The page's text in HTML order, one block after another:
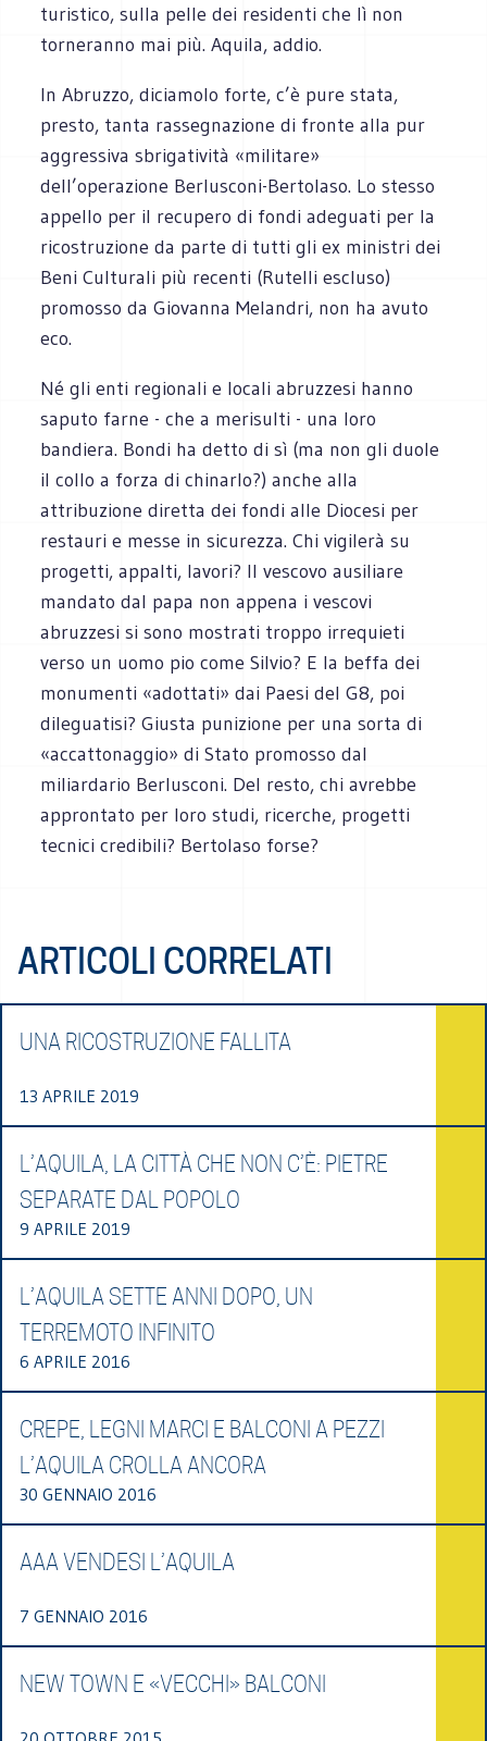
turistico, sulla pelle dei residenti che lì non
torneranno mai più. Aquila, addio.
In Abruzzo, diciamolo forte, c’è pure stata,
presto, tanta rassegnazione di fronte alla pur
aggressiva sbrigatività «militare»
dell’operazione Berlusconi-Bertolaso. Lo stesso
appello per il recupero di fondi adeguati per la
ricostruzione da parte di tutti gli ex ministri dei
Beni Culturali più recenti (Rutelli escluso)
promosso da Giovanna Melandri, non ha avuto
eco.
Né gli enti regionali e locali abruzzesi hanno
saputo farne - che a merisulti - una loro
bandiera. Bondi ha detto di sì (ma non gli duole
il collo a forza di chinarlo?) anche alla
attribuzione diretta dei fondi alle Diocesi per
restauri e messe in sicurezza. Chi vigilerà su
progetti, appalti, lavori? Il vescovo ausiliare
mandato dal papa non appena i vescovi
abruzzesi si sono mostrati troppo irrequieti
verso un uomo pio come Silvio? E la beffa dei
monumenti «adottati» dai Paesi del G8, poi
dileguatisi? Giusta punizione per una sorta di
«accattonaggio» di Stato promosso dal
miliardario Berlusconi. Del resto, chi avrebbe
approntato per loro studi, ricerche, progetti
tecnici credibili? Bertolaso forse?
ARTICOLI CORRELATI
UNA RICOSTRUZIONE FALLITA
13 APRILE 2019
L’AQUILA, LA CITTÀ CHE NON C’È: PIETRE
SEPARATE DAL POPOLO
9 APRILE 2019
L’AQUILA SETTE ANNI DOPO, UN
TERREMOTO INFINITO
6 APRILE 2016
CREPE, LEGNI MARCI E BALCONI A PEZZI
L’AQUILA CROLLA ANCORA
30 GENNAIO 2016
AAA VENDESI L’AQUILA
7 GENNAIO 2016
NEW TOWN E «VECCHI» BALCONI